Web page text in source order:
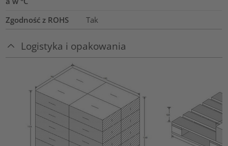
Zgodność z ROHS Tak
Logistyka i opakowania